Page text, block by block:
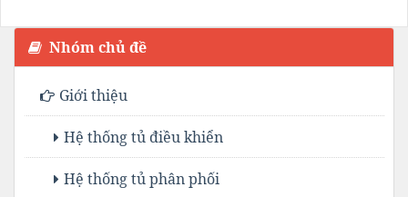
Nhóm chủ đề
Giới thiệu
Hệ thống tủ điều khiển
Hệ thống tủ phân phối